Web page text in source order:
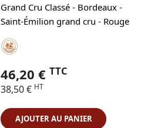
Grand Cru Classé - Bordeaux -
Saint-Émilion grand cru - Rouge
46,20 € TTC
38,50 € HT
AJOUTER AU PANIER